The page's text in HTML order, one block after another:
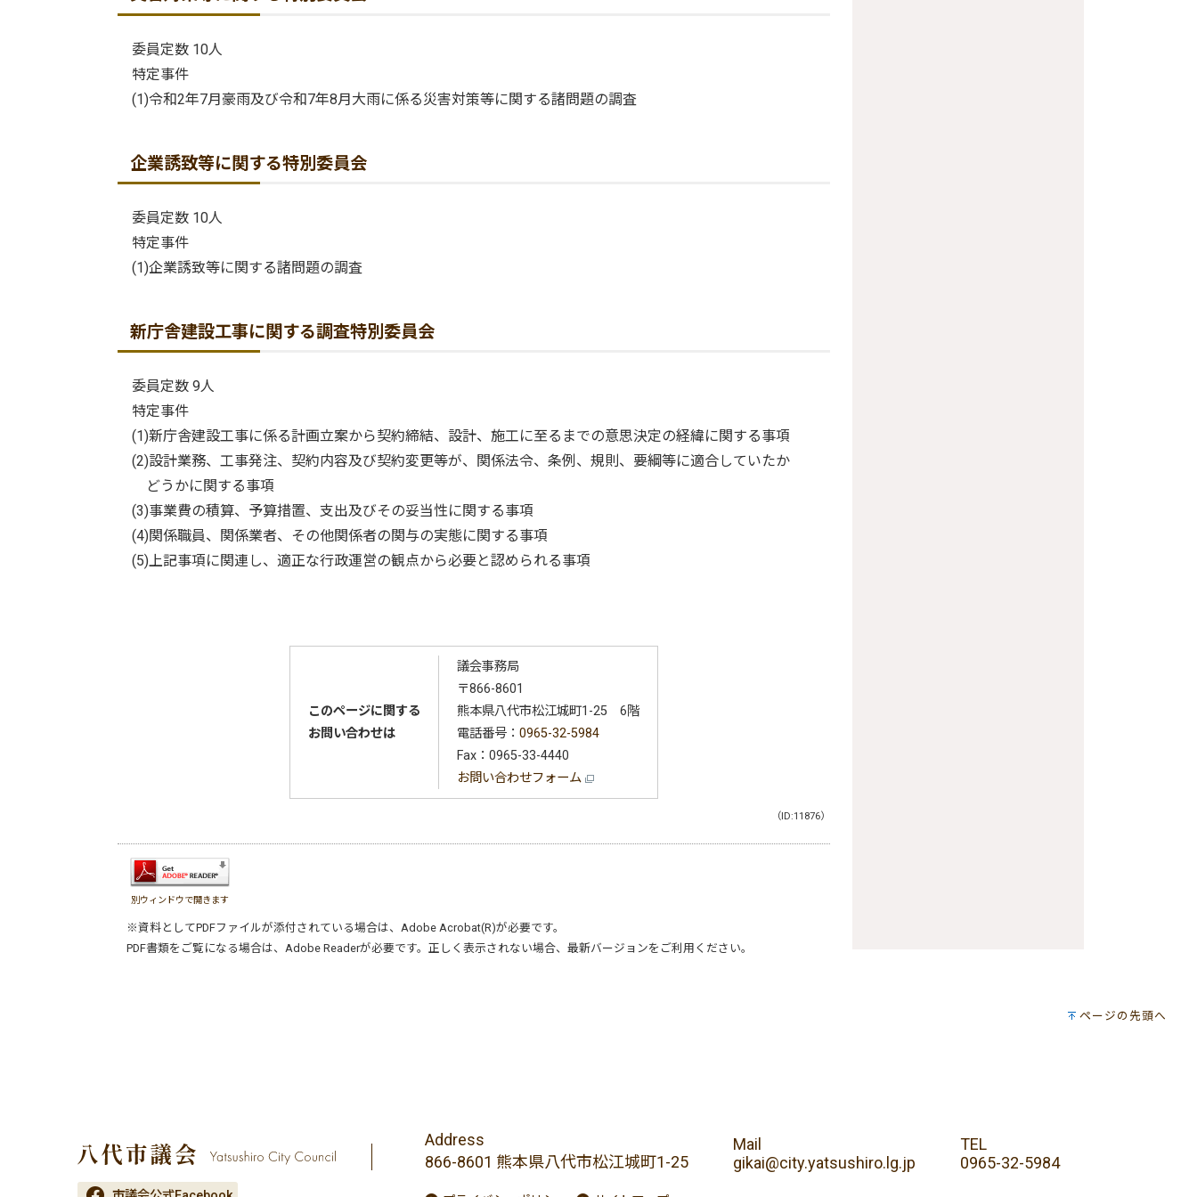
委員定数 10人
特定事件
(1)令和2年7月豪雨及び令和7年8月大雨に係る災害対策等に関する諸問題の調査
企業誘致等に関する特別委員会
委員定数 10人
特定事件
(1)企業誘致等に関する諸問題の調査
新庁舎建設工事に関する調査特別委員会
委員定数 9人
特定事件
(1)新庁舎建設工事に係る計画立案から契約締結、設計、施工に至るまでの意思決定の経緯に関する事項
(2)設計業務、工事発注、契約内容及び契約変更等が、関係法令、条例、規則、要綱等に適合していたか
どうかに関する事項
(3)事業費の積算、予算措置、支出及びその妥当性に関する事項
(4)関係職員、関係業者、その他関係者の関与の実態に関する事項
(5)上記事項に関連し、適正な行政運営の観点から必要と認められる事項
このページに関する
お問い合わせは
議会事務局
〒866-8601
熊本県八代市松江城町1-25 6階
電話番号： 0965-32-5984
Fax：0965-33-4440
お問い合わせフォーム
（ID:11876）
別ウィンドウで開きます
※資料としてPDFファイルが添付されている場合は、 Adobe Acrobat(R)が必要です。
PDF書類をご覧になる場合は、 Adobe Readerが必要です。正しく表示されない場合、最新バージョンをご利用ください。
ページの先頭へ
Address
866-8601 熊本県八代市松江城町1-25
Mail
gikai@city.yatsushiro.lg.jp
TEL
0965-32-5984